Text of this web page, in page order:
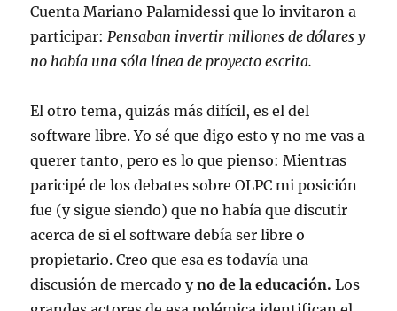
Cuenta Mariano Palamidessi que lo invitaron a
participar:Pensaban invertir millones de dólares y
no había una sóla línea de proyecto escrita.
El otro tema, quizás más difícil, es el del
software libre. Yo sé que digo esto y no me vas a
querer tanto, pero es lo que pienso: Mientras
paricipé de los debates sobre OLPC mi posición
fue (y sigue siendo) que no había que discutir
acerca de si el software debía ser libre o
propietario. Creo que esa es todavía una
discusión de mercado yno de la educación. Los